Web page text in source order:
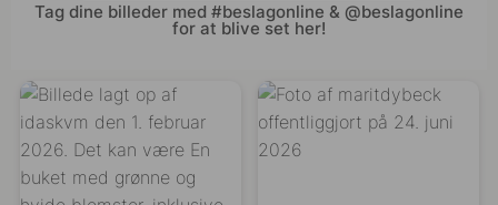
Tag dine billeder med #beslagonline & @beslagonline
for at blive set her!